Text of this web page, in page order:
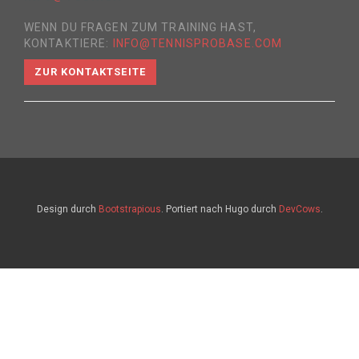
WENN DU FRAGEN ZUM TRAINING HAST,
KONTAKTIERE:
INFO@TENNISPROBASE.COM
ZUR KONTAKTSEITE
Design durch Bootstrapious. Portiert nach Hugo durch DevCows.